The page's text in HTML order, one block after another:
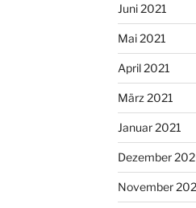
Juni 2021
Mai 2021
April 2021
März 2021
Januar 2021
Dezember
November